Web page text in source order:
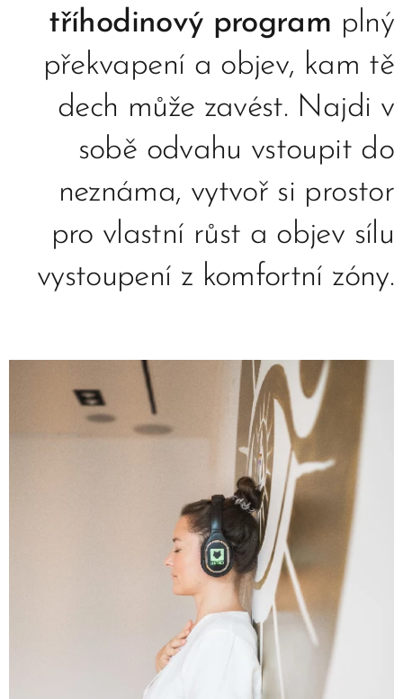
tříhodinový program plný
překvapení a objev, kam tě
dech může zavést. Najdi v
sobě odvahu vstoupit do
neznáma, vytvoř si prostor
pro vlastní růst a objev sílu
vystoupení z komfortní zóny.